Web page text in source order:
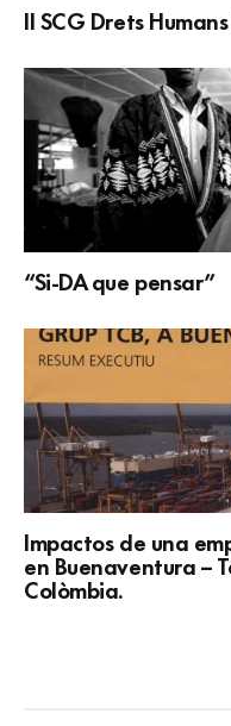
II SCG Drets
“Si-DA que pensar”
Impactos de una
en Buenaventura –
Colòmbia.